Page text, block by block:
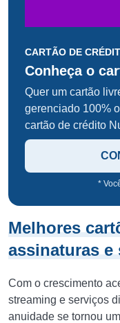
CARTÃO DE
Conheça o
Quer um cartão
gerenciado 100%
cartão de crédito
*
Melhores
assinaturas
Com o crescimento
streaming e serviços
anuidade se tornou